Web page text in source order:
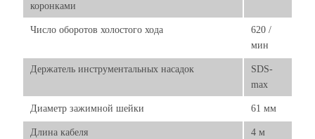
коронками
Число оборотов холостого хода
620 /
мин
Держатель инструментальных насадок
SDS-
max
Диаметр зажимной шейки 61 мм
Длина кабеля 4 м